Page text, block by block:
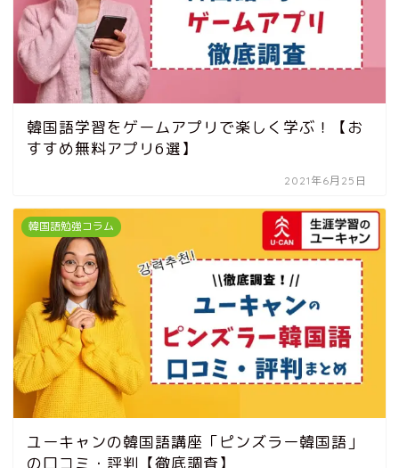
韓国語学習をゲームアプリで楽しく学ぶ！【お
すすめ無料アプリ6選】
2021年6月25日
韓国語勉強コラム
ユーキャンの韓国語講座「ピンズラー韓国語」
の口コミ・評判【徹底調査】